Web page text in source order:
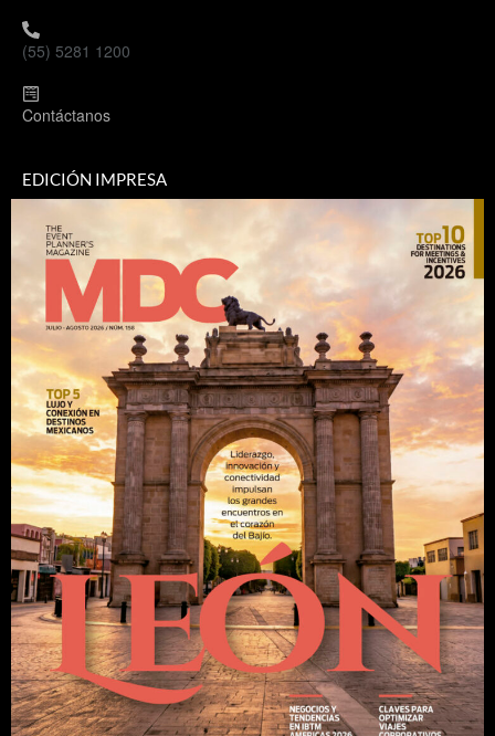
(55) 5281 1200
Contáctanos
EDICIÓN IMPRESA